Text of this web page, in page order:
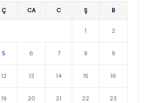
Ç CA C Ş B
1 2
5 6 7 8 9
12 13 14 15 16
19 20 21 22 23